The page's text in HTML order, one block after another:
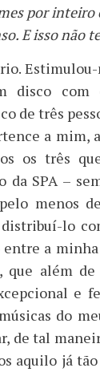
por inteiro
E isso não
disco com
de três
a mim,
os três
da SPA –
menos
lo
a
que além
e
do
de tal
aquilo já